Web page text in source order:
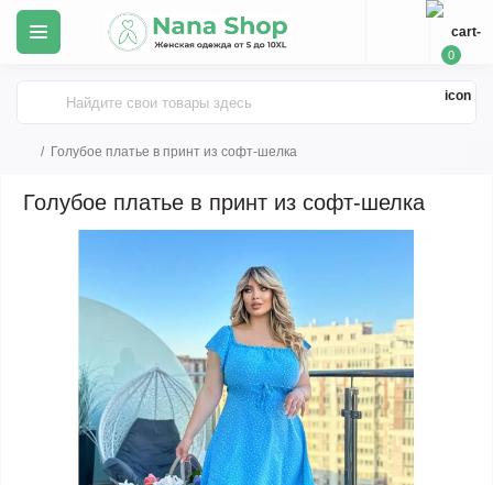
0
Голубое платье в принт из софт-шелка
Голубое платье в принт из софт-шелка